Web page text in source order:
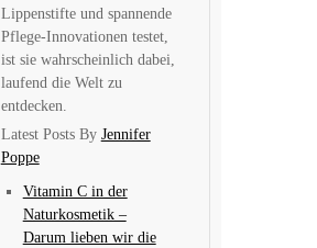
Lippenstifte und spannende
Pflege-Innovationen testet,
ist sie wahrscheinlich dabei,
laufend die Welt zu
entdecken.
Latest Posts By Jennifer
Poppe
Vitamin C in der
Naturkosmetik –
Darum lieben wir die